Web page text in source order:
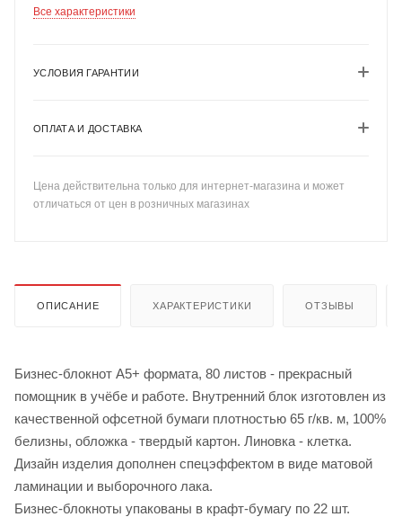
Все характеристики
УСЛОВИЯ ГАРАНТИИ
ОПЛАТА И ДОСТАВКА
Цена действительна только для интернет-магазина и может
отличаться от цен в розничных магазинах
ОПИСАНИЕ ХАРАКТЕРИСТИКИ ОТЗЫВЫ
Бизнес-блокнот А5+ формата, 80 листов - прекрасный
помощник в учёбе и работе. Внутренний блок изготовлен из
качественной офсетной бумаги плотностью 65 г/кв. м, 100%
белизны, обложка - твердый картон. Линовка - клетка.
Дизайн изделия дополнен спецэффектом в виде матовой
ламинации и выборочного лака.
Бизнес-блокноты упакованы в крафт-бумагу по 22 шт.